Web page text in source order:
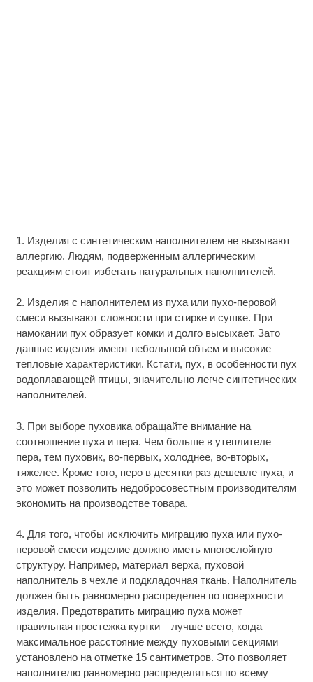
1. Изделия с синтетическим наполнителем не вызывают
аллергию. Людям, подверженным аллергическим
реакциям стоит избегать натуральных наполнителей.
2. Изделия с наполнителем из пуха или пухо-перовой
смеси вызывают сложности при стирке и сушке. При
намокании пух образует комки и долго высыхает. Зато
данные изделия имеют небольшой объем и высокие
тепловые характеристики. Кстати, пух, в особенности пух
водоплавающей птицы, значительно легче синтетических
наполнителей.
3. При выборе пуховика обращайте внимание на
соотношение пуха и пера. Чем больше в утеплителе
пера, тем пуховик, во-первых, холоднее, во-вторых,
тяжелее. Кроме того, перо в десятки раз дешевле пуха, и
это может позволить недобросовестным производителям
экономить на производстве товара.
4. Для того, чтобы исключить миграцию пуха или пухо-
перовой смеси изделие должно иметь многослойную
структуру. Например, материал верха, пуховой
наполнитель в чехле и подкладочная ткань. Наполнитель
должен быть равномерно распределен по поверхности
изделия. Предотвратить миграцию пуха может
правильная простежка куртки – лучше всего, когда
максимальное расстояние между пуховыми секциями
установлено на отметке 15 сантиметров. Это позволяет
наполнителю равномерно распределяться по всему